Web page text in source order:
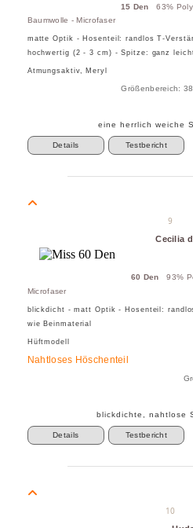
15 Den 63%
Baumwolle - Microfaser
matte Optik - Hosenteil: randlos T-
hochwertig (2 - 3 cm) - Spitze: ganz
Atmungsaktiv, Meryl
Größenbereich:
eine herrlich weiche
Details Testbericht
9
Cecilia
60 Den 93%
Microfaser
blickdicht - matt Optik - Hosenteil:
wie Beinmaterial
Hüftmodell
Nahtloses Höschenteil
blickdichte, nahtlose
Details Testbericht
10